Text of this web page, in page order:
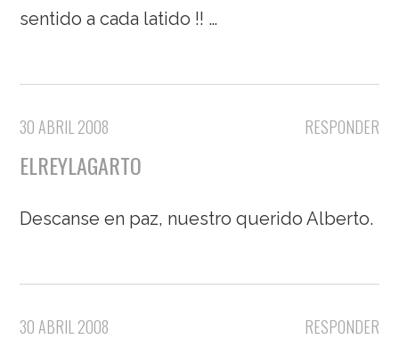
sentido a cada latido !! …
RESPONDER
30 ABRIL 2008
ELREYLAGARTO
Descanse en paz, nuestro querido Alberto.
RESPONDER
30 ABRIL 2008